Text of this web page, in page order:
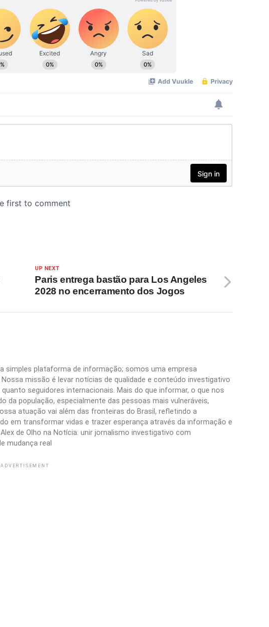
UP NEXT
Paris entrega bastão para Los Angeles
2028 no encerramento dos Jogos
simples plataforma de informação; somos uma empresa
missão é levar notícias de qualidade e conteúdo investigativo
seguidores internacionais. Mais do que informar, o que nos
população, especialmente das pessoas mais vulneráveis,
atuação vai além das fronteiras do Brasil, refletindo a
em transformar vidas e trazer esperança através da informação e
de Olho na Notícia: unir jornalismo investigativo com
mudança real
ADVERTISEMENT